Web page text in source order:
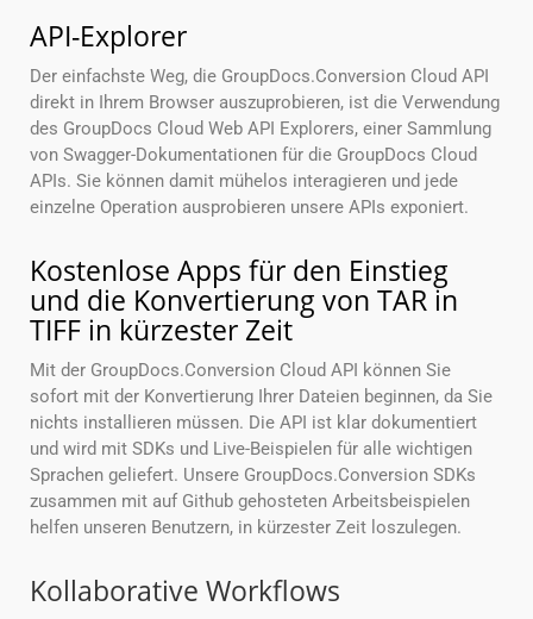
API-Explorer
Der einfachste Weg, die GroupDocs.Conversion Cloud API
direkt in Ihrem Browser auszuprobieren, ist die Verwendung
des GroupDocs Cloud Web API Explorers, einer Sammlung
von Swagger-Dokumentationen für die GroupDocs Cloud
APIs. Sie können damit mühelos interagieren und jede
einzelne Operation ausprobieren unsere APIs exponiert.
Kostenlose Apps für den Einstieg
und die Konvertierung von TAR in
TIFF in kürzester Zeit
Mit der GroupDocs.Conversion Cloud API können Sie
sofort mit der Konvertierung Ihrer Dateien beginnen, da Sie
nichts installieren müssen. Die API ist klar dokumentiert
und wird mit SDKs und Live-Beispielen für alle wichtigen
Sprachen geliefert. Unsere GroupDocs.Conversion SDKs
zusammen mit auf Github gehosteten Arbeitsbeispielen
helfen unseren Benutzern, in kürzester Zeit loszulegen.
Kollaborative Workflows